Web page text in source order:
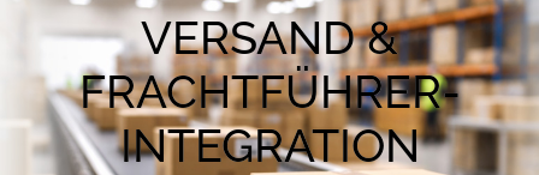
VERSAND &
FRACHTFÜHRER-
INTEGRATION